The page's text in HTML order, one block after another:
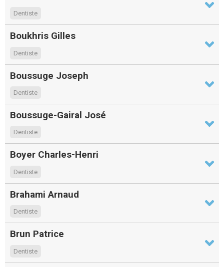
Dentiste
Boukhris Gilles
Dentiste
Boussuge Joseph
Dentiste
Boussuge-Gairal José
Dentiste
Boyer Charles-Henri
Dentiste
Brahami Arnaud
Dentiste
Brun Patrice
Dentiste